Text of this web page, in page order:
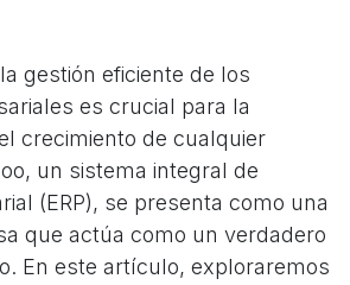
gestión eficiente de los
es crucial para la
crecimiento de cualquier
un sistema integral de
(ERP), se presenta como una
que actúa como un verdadero
En este artículo, exploraremos